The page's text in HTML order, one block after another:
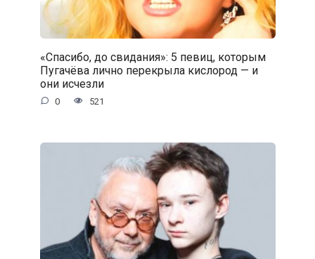
«Спасибо, до свидания»: 5 певиц, которым
Пугачёва лично перекрыла кислород — и
они исчезли
0 521